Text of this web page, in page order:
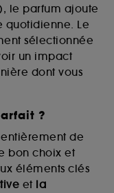
le parfum ajoute
quotidienne. Le
sélectionnée
un impact
dont vous
?
de
bon choix et
éléments clés
et la
utilisés afin de
à votre
sur le site
et mot de
le dépôt et la
accord. Vous
le dépôt
mes
accepter".
de